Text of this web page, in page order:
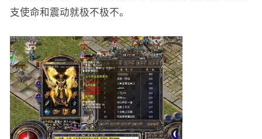
支使命和震动就极不极不。